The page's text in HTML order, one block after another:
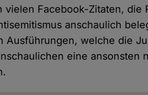
vielen Facebook-Zitaten, die
anschaulich
Ausführungen, welche die
eine ansonsten